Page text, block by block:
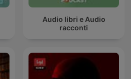
Audio libri e Audio
racconti